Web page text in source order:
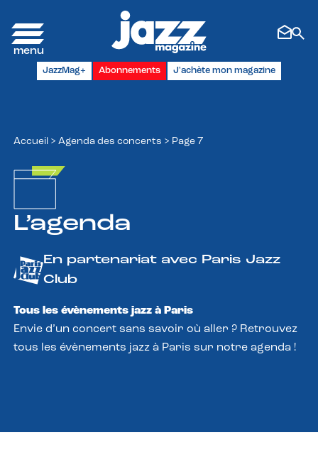
JazzMag+ Abonnements J'achète mon magazine
Accueil > Agenda des concerts > Page 7
L’agenda
En partenariat avec Paris Jazz
Club
Tous les évènements jazz à Paris
Envie d’un concert sans savoir où aller ? Retrouvez
tous les évènements jazz à Paris sur notre agenda !